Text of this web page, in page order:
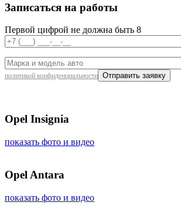
Записаться на работы
Первой цифрой не должна быть 8
политикой конфиденциальности
Opel Insignia
показать фото и видео
Opel Antara
показать фото и видео